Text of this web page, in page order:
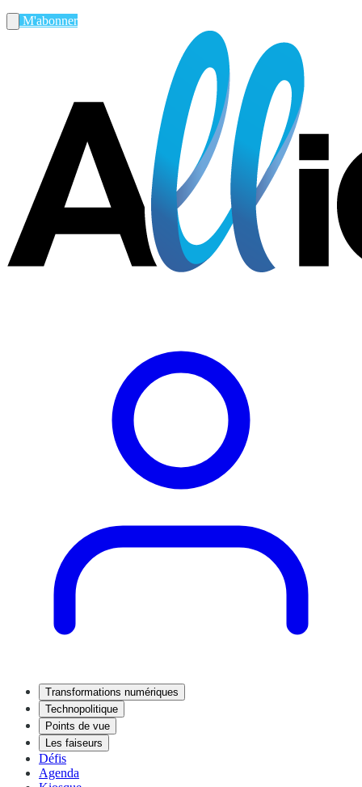
M'abonner
Transformations numériques
Technopolitique
Points de vue
Les faiseurs
Défis
Agenda